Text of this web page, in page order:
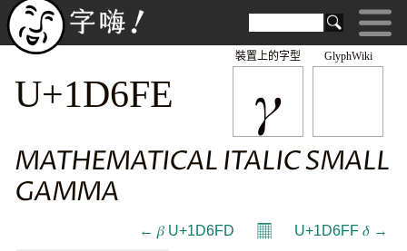
GlyphWiki
𝛾
裝置上的字型
U+1D6FE
MATHEMATICAL ITALIC SMALL
GAMMA
← 𝛽 U+1D6FD 𝄜 U+1D6FF 𝛿 →